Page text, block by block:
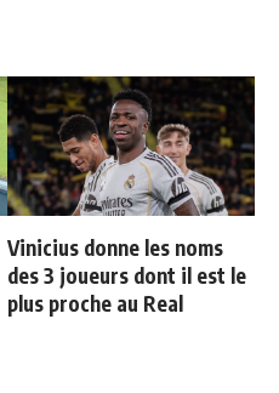
Vinicius donne les noms
des 3 joueurs dont il est le
plus proche au Real